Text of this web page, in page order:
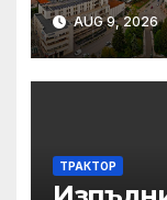
AUG 9, 2026
ТРАКТОР